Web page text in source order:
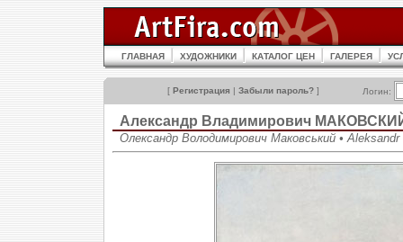
ГЛАВНАЯ ХУДОЖНИКИ КАТАЛОГ ЦЕН ГАЛЕРЕЯ
[ Регистрация | Забыли пароль? ] Логин:
Александр Владимирович
Олександр Володимирович Маковський •